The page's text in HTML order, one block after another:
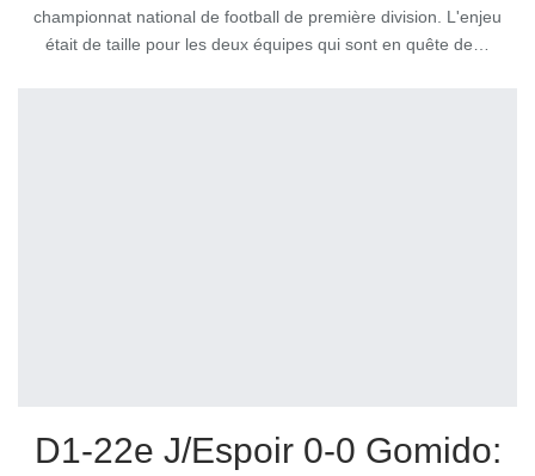
championnat national de football de première division. L'enjeu
était de taille pour les deux équipes qui sont en quête de…
D1-22e J/Espoir 0-0 Gomido: